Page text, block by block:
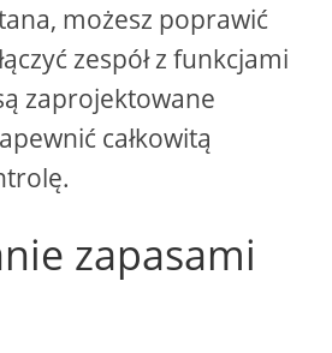
możesz poprawić
zespół z funkcjami
zaprojektowane
całkowitą
zapasami